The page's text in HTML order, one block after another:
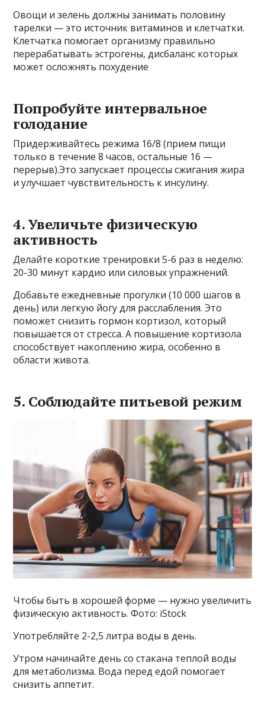
Овощи и зелень должны занимать половину
тарелки — это источник витаминов и клетчатки.
Клетчатка помогает организму правильно
перерабатывать эстрогены, дисбаланс которых
может осложнять похудение
Попробуйте интервальное
голодание
Придерживайтесь режима 16/8 (прием пищи
только в течение 8 часов, остальные 16 —
перерыв).Это запускает процессы сжигания жира
и улучшает чувствительность к инсулину.
4. Увеличьте физическую
активность
Делайте короткие тренировки 5-6 раз в неделю:
20-30 минут кардио или силовых упражнений.
Добавьте ежедневные прогулки (10 000 шагов в
день) или легкую йогу для расслабления. Это
поможет снизить гормон кортизол, который
повышается от стресса. А повышение кортизола
способствует накоплению жира, особенно в
области живота.
5. Соблюдайте питьевой режим
Чтобы быть в хорошей форме — нужно увеличить
физическую активность. Фото: iStock
Употребляйте 2-2,5 литра воды в день.
Утром начинайте день со стакана теплой воды
для метаболизма. Вода перед едой помогает
снизить аппетит.